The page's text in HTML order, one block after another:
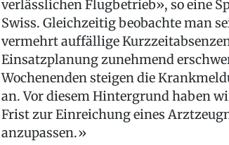
verlässlichen Flugbetrieb», so eine
Swiss. Gleichzeitig beobachte man
vermehrt auffällige
Einsatzplanung zunehmend
Wochenenden steigen die
an. Vor diesem Hintergrund haben
Frist zur Einreichung eines
anzupassen.»